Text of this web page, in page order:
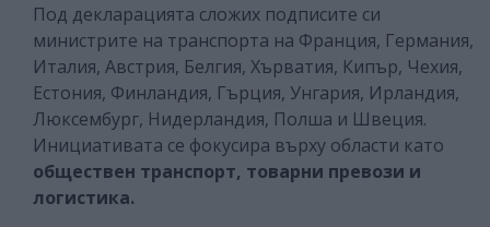
Под декларацията сложих подписите си
министрите на транспорта на Франция, Германия,
Италия, Австрия, Белгия, Хърватия, Кипър, Чехия,
Естония, Финландия, Гърция, Унгария, Ирландия,
Люксембург, Нидерландия, Полша и Швеция.
Инициативата се фокусира върху области като
обществен транспорт, товарни превози и
логистика.